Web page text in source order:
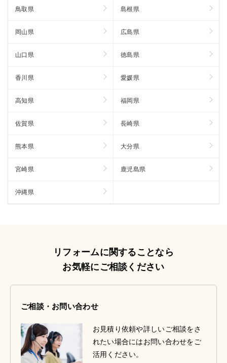
鳥取県 島根県
岡山県 広島県
山口県 徳島県
香川県 愛媛県
高知県 福岡県
佐賀県 長崎県
熊本県 大分県
宮崎県 鹿児島県
沖縄県
リフォームに関することなら
お気軽にご相談ください
ご相談・お問い合わせ
お見積り依頼や詳しいご相談をさ
れたい場合にはお問い合わせをご
活用ください。